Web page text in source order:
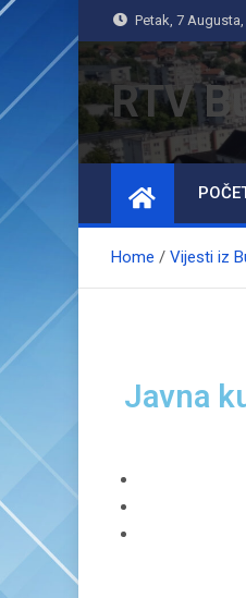
Petak, 7
RTV
Home Vijesti iz
Javna